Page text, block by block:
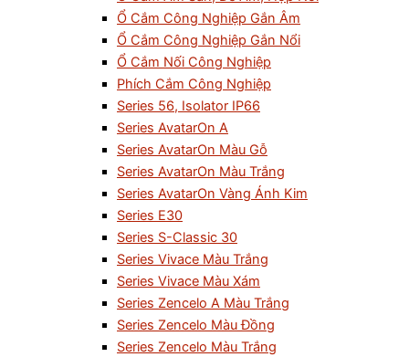
Ổ Cắm Công Nghiệp Gắn Âm
Ổ Cắm Công Nghiệp Gắn Nổi
Ổ Cắm Nối Công Nghiệp
Phích Cắm Công Nghiệp
Series 56, Isolator IP66
Series AvatarOn A
Series AvatarOn Màu Gỗ
Series AvatarOn Màu Trắng
Series AvatarOn Vàng Ánh Kim
Series E30
Series S-Classic 30
Series Vivace Màu Trắng
Series Vivace Màu Xám
Series Zencelo A Màu Trắng
Series Zencelo Màu Đồng
Series Zencelo Màu Trắng